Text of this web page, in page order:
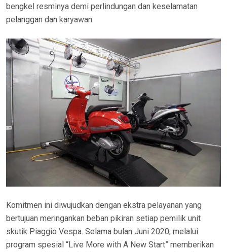
bengkel resminya demi perlindungan dan keselamatan
pelanggan dan karyawan.
Komitmen ini diwujudkan dengan ekstra pelayanan yang
bertujuan meringankan beban pikiran setiap pemilik unit
skutik Piaggio Vespa. Selama bulan Juni 2020, melalui
program spesial “Live More with A New Start” memberikan